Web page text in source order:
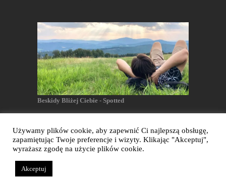
Beskidy Bliżej Ciebie - Spotted
Reporter NTR - Wszelkie prawa zastrzeżone
Realizacja: Dianthus
Używamy plików cookie, aby zapewnić Ci najlepszą obsługę,
zapamiętując Twoje preferencje i wizyty. Klikając "Akceptuj",
wyrażasz zgodę na użycie plików cookie.
Akceptuj